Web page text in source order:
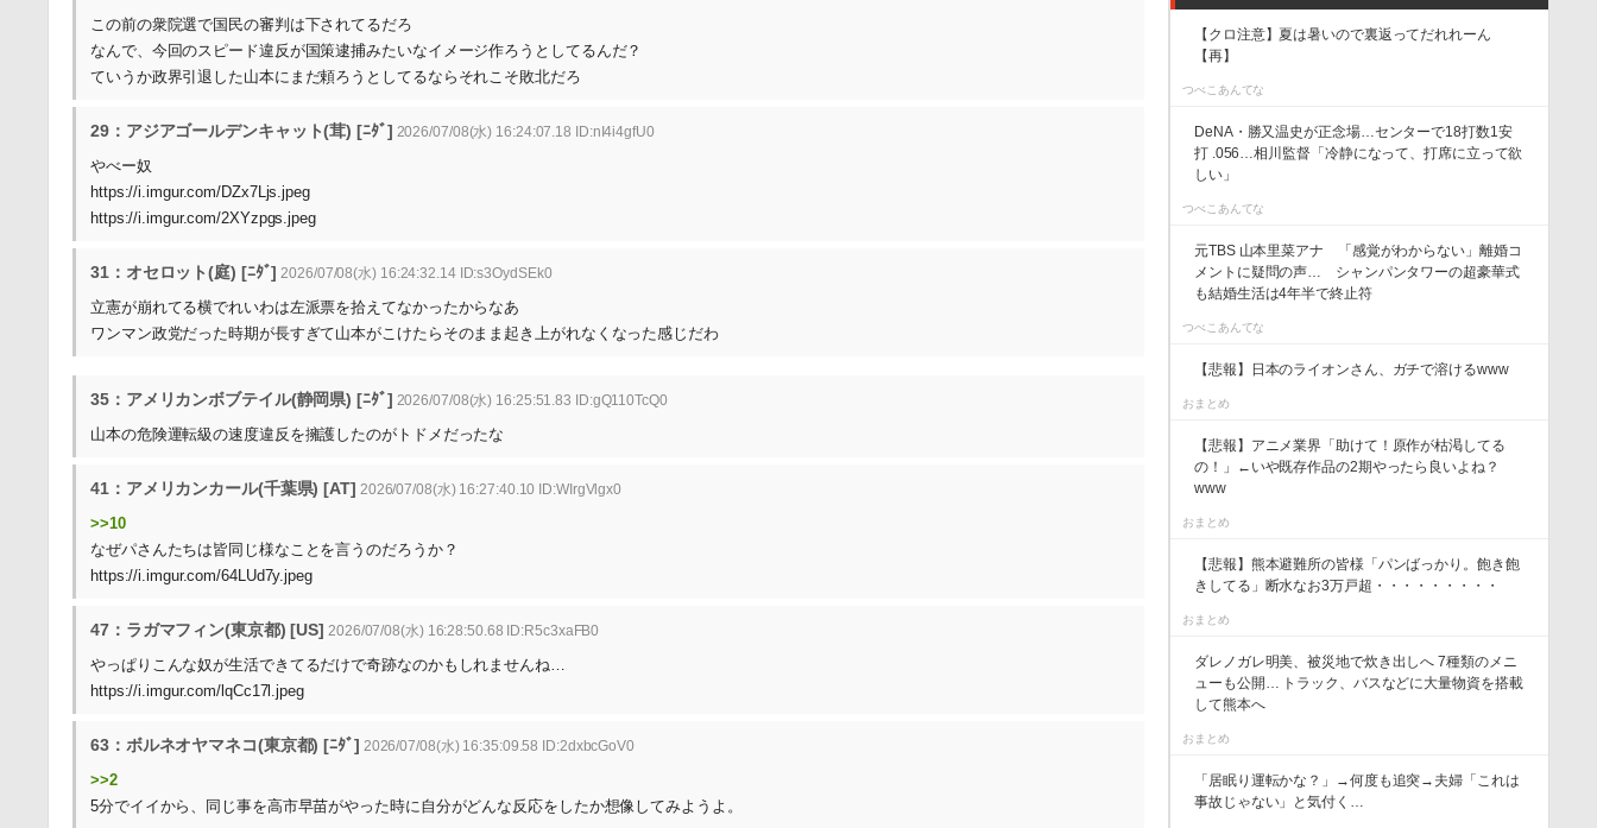
この前の衆院選で国民の審判は下されてるだろ
なんで、今回のスピード違反が国策逮捕みたいなイメージ作ろうとしてるんだ？
ていうか政界引退した山本にまだ頼ろうとしてるならそれこそ敗北だろ
29：アジアゴールデンキャット(茸) [ﾆﾀﾞ] 2026/07/08(水) 16:24:07.18 ID:nI4i4gfU0
やべー奴
https://i.imgur.com/DZx7Ljs.jpeg
https://i.imgur.com/2XYzpgs.jpeg
31：オセロット(庭) [ﾆﾀﾞ] 2026/07/08(水) 16:24:32.14 ID:s3OydSEk0
立憲が崩れてる横でれいわは左派票を拾えてなかったからなあ
ワンマン政党だった時期が長すぎて山本がこけたらそのまま起き上がれなくなった感じだわ
35：アメリカンボブテイル(静岡県) [ﾆﾀﾞ] 2026/07/08(水) 16:25:51.83 ID:gQ110TcQ0
山本の危険運転級の速度違反を擁護したのがトドメだったな
41：アメリカンカール(千葉県) [AT] 2026/07/08(水) 16:27:40.10 ID:WIrgVlgx0
>>10
なぜパさんたちは皆同じ様なことを言うのだろうか？
https://i.imgur.com/64LUd7y.jpeg
47：ラガマフィン(東京都) [US] 2026/07/08(水) 16:28:50.68 ID:R5c3xaFB0
やっぱりこんな奴が生活できてるだけで奇跡なのかもしれませんね…
https://i.imgur.com/lqCc17l.jpeg
63：ボルネオヤマネコ(東京都) [ﾆﾀﾞ] 2026/07/08(水) 16:35:09.58 ID:2dxbcGoV0
>>2
5分でイイから、同じ事を高市早苗がやった時に自分がどんな反応をしたか想像してみようよ。
【クロ注意】夏は暑いので裏返ってだれれーん
【再】
つべこあんてな
DeNA・勝又温史が正念場…センターで18打数1安
打 .056…相川監督「冷静になって、打席に立って欲
しい」
つべこあんてな
元TBS 山本里菜アナ 「感覚がわからない」離婚コ
メントに疑問の声… シャンパンタワーの超豪華式
も結婚生活は4年半で終止符
つべこあんてな
【悲報】日本のライオンさん、ガチで溶けるwww
おまとめ
【悲報】アニメ業界「助けて！原作が枯渇してる
の！」←いや既存作品の2期やったら良いよね？
www
おまとめ
【悲報】熊本避難所の皆様「パンばっかり。飽き飽
きしてる」断水なお3万戸超・・・・・・・・・
おまとめ
ダレノガレ明美、被災地で炊き出しへ 7種類のメニ
ューも公開… トラック、バスなどに大量物資を搭載
して熊本へ
おまとめ
「居眠り運転かな？」→何度も追突→夫婦「これは
事故じゃない」と気付く…